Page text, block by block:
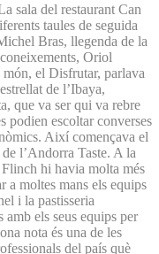
sala del restaurant Can
taules de seguida
Bras, llegenda de la
Oriol
el Disfrutar, parlava
de l’Ibaya,
que va ser qui va rebre
podien escoltar converses
Així començava el
l’Andorra Taste. A la
hi havia molta més
a moltes mans els equips
i la pastisseria
els seus equips per
nota és una de les
del país què